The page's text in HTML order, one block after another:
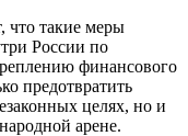
что такие меры
России по
финансового
предотвратить
целях, но и
арене.